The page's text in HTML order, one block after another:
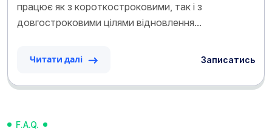
працює як з короткостроковими, так і з
довгостроковими цілями відновлення...
Читати далі Записатись
F.A.Q.